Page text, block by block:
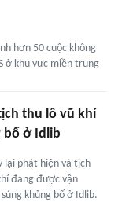
hơn 50 cuộc không
ở khu vực miền trung
thu lô vũ khí
bố ở Idlib
lại phát hiện và tịch
đang được vận
khủng bố ở Idlib.